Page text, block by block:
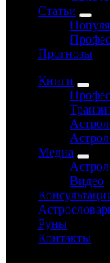
Статьи
Прогнозы
Книги
Медиа
Видео
Руны
Контакты